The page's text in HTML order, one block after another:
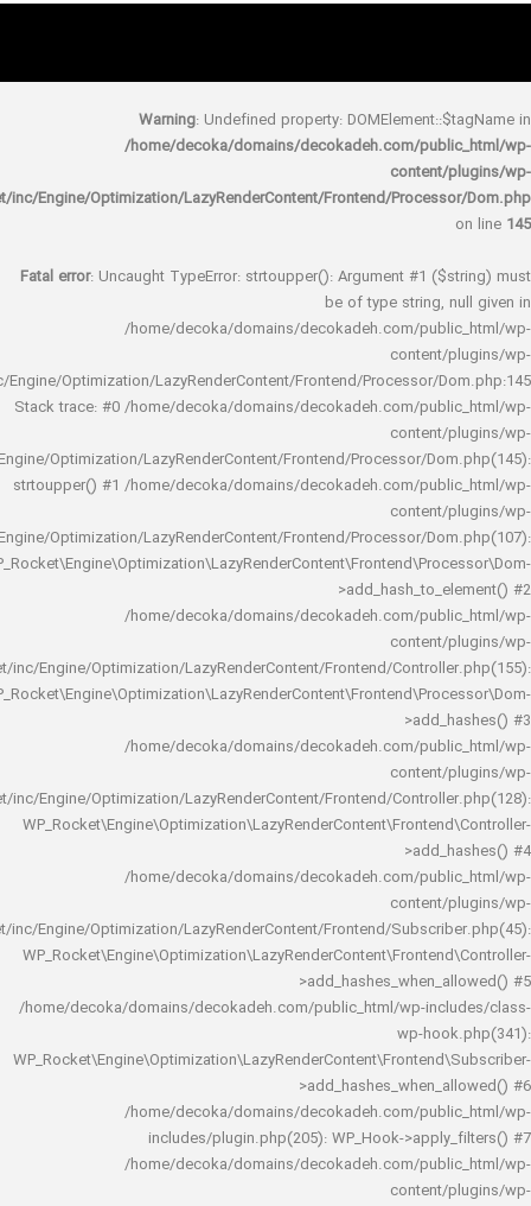
Warning: Undefined property:
/home/decoka/domains/decokadeh.com/
rocket/inc/Engine/Optimization/LazyRenderContent/Frontend/
Fatal error : Uncaught TypeError: strtoupper(): Argument #1
be of type string,
/home/decoka/domains/decokadeh.com/
rocket/inc/Engine/Optimization/LazyRenderContent/Frontend/Processor/
Stack trace: #0 /home/decoka/domains/decokadeh.com/
rocket/inc/Engine/Optimization/LazyRenderContent/Frontend/Processor/
strtoupper() #1 /home/decoka/domains/decokadeh.com/
rocket/inc/Engine/Optimization/LazyRenderContent/Frontend/Processor/
/home/decoka/domains/decokadeh.com/
rocket/inc/Engine/Optimization/LazyRenderContent/Frontend/
/home/decoka/domains/decokadeh.com/
rocket/inc/Engine/Optimization/LazyRenderContent/Frontend/
/home/decoka/domains/decokadeh.com/
rocket/inc/Engine/Optimization/LazyRenderContent/Frontend/
/home/decoka/domains/decokadeh.com/public_html/wp-
wp-
/home/decoka/domains/decokadeh.com/
includes/plugin.php(205): WP_Hook-
/home/decoka/domains/decokadeh.com/